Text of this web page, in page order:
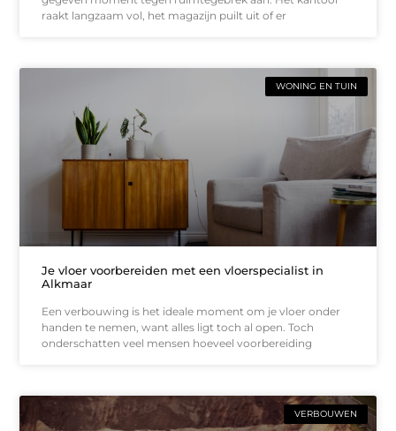
raakt langzaam vol, het magazijn puilt uit of er
WONING EN TUIN
Je vloer voorbereiden met een vloerspecialist in
Alkmaar
Een verbouwing is het ideale moment om je vloer onder
handen te nemen, want alles ligt toch al open. Toch
onderschatten veel mensen hoeveel voorbereiding
VERBOUWEN